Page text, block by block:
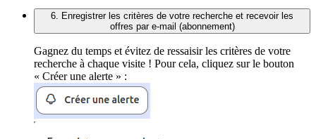
6. Enregistrer les critères de votre recherche et recevoir les
offres par e-mail (abonnement)
Gagnez du temps et évitez de ressaisir les critères de votre
recherche à chaque visite ! Pour cela, cliquez sur le bouton
« Créer une alerte » :